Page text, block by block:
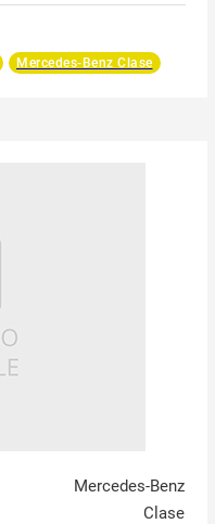
Mercedes-Benz Clase
Mercedes-Benz
Clase